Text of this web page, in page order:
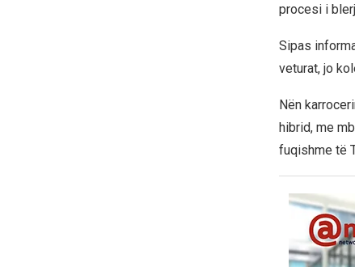
procesi i
Sipas
veturat, jo
Nën
hibrid, me
fuqishme të